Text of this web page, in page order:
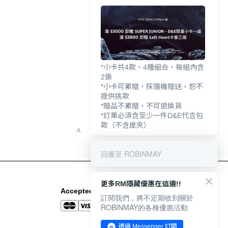
Accepted Payment Methods
*小卡共4款、4種組合，每組內含
2張
*小卡可累贈，採隨機贈送，恕不
提供挑款
*贈品不累贈，不可退換貨
*訂單必須含至少一件D&E代言包
款（不含皮夾）
回覆至 ROBINMAY
更多RM隱藏優惠在這邊!!
訂閱我們，將不定期收到關於
ROBINMAY的各種優惠活動
透過 Messenger 訂閱